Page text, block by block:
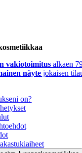
vakiotoimitus alkaen
näyte jokaisen
on?